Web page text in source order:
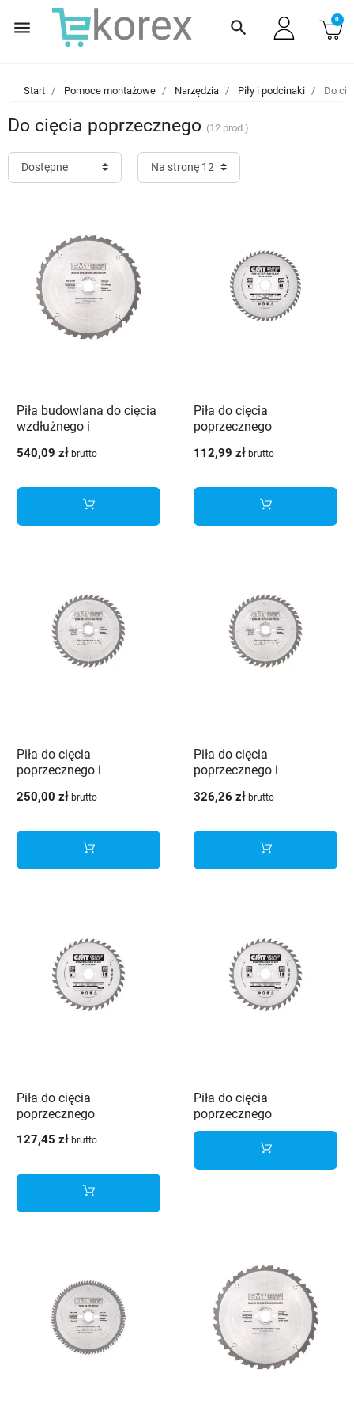
menu search 0
Start Pomoce montażowe Narzędzia Piły i podcinaki Do
Do cięcia poprzecznego (12 prod.)
Piła budowlana do cięcia
wzdłużnego i
przeznaczona do drewna
wstawki
540,09 zł brutto
Piła do cięcia
poprzecznego
112,99 zł brutto
Piła do cięcia
poprzecznego i
materiałów
250,00 zł brutto
Piła do cięcia
poprzecznego i
materiałów
326,26 zł brutto
Piła do cięcia
poprzecznego
i materiałów
127,45 zł brutto
Piła do cięcia
poprzecznego
przeznaczona do drewna
i materiałów
drewnopochodnych